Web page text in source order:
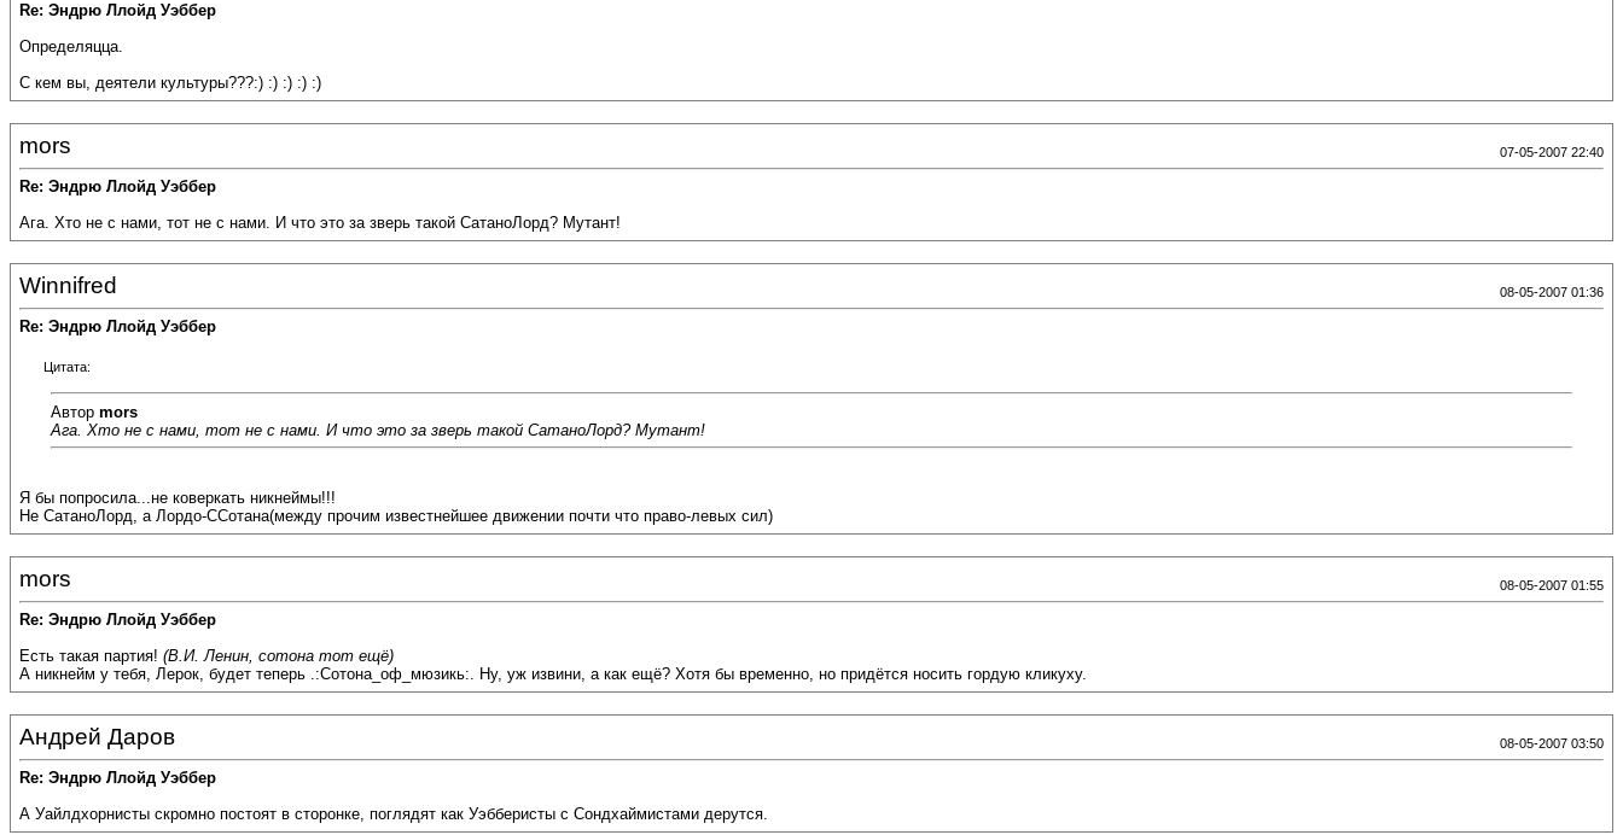
Re: Эндрю Ллойд Уэббер
Определяцца.
С кем вы, деятели культуры???:) :) :) :) :)
mors 07-05-2007 22:40
Re: Эндрю Ллойд Уэббер
Ага. Хто не с нами, тот не с нами. И что это за зверь такой СатаноЛорд? Мутант!
Winnifred 08-05-2007 01:36
Re: Эндрю Ллойд Уэббер
Цитата:
Автор mors
Ага. Хто не с нами, тот не с нами. И что это за зверь такой СатаноЛорд? Мутант!
Я бы попросила...не коверкать никнеймы!!!
Не СатаноЛорд, а Лордо-ССотана(между прочим известнейшее движении почти что право-левых сил)
mors 08-05-2007 01:55
Re: Эндрю Ллойд Уэббер
Есть такая партия! (В.И. Ленин, сотона тот ещё)
А никнейм у тебя, Лерок, будет теперь .:Сотона_оф_мюзикь:. Ну, уж извини, а как ещё? Хотя бы временно, но придётся носить гордую кликуху.
Андрей Даров 08-05-2007 03:50
Re: Эндрю Ллойд Уэббер
А Уайлдхорнисты скромно постоят в сторонке, поглядят как Уэбберисты с Сондхаймистами дерутся.